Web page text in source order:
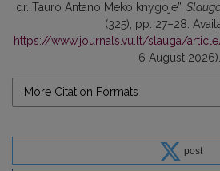
dr. Tauro Antano Meko knygoje”,
(325), pp. 27–28.
https://www.journals.vu.lt/slauga/
6 August 2026).
More Citation Formats
post